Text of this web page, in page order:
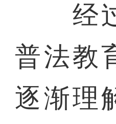
经过
普法教
逐渐理